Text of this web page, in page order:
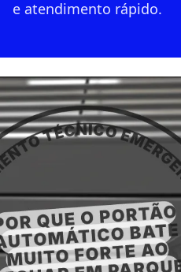
e atendimento rápido.